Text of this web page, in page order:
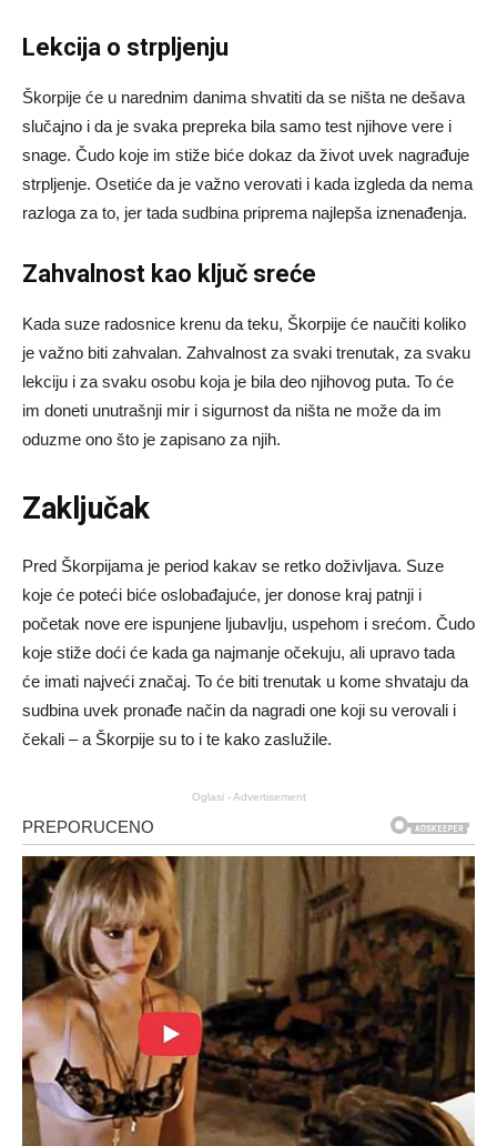
Lekcija o strpljenju
Škorpije će u narednim danima shvatiti da se ništa ne dešava
slučajno i da je svaka prepreka bila samo test njihove vere i
snage. Čudo koje im stiže biće dokaz da život uvek nagrađuje
strpljenje. Osetiće da je važno verovati i kada izgleda da nema
razloga za to, jer tada sudbina priprema najlepša iznenađenja.
Zahvalnost kao ključ sreće
Kada suze radosnice krenu da teku, Škorpije će naučiti koliko
je važno biti zahvalan. Zahvalnost za svaki trenutak, za svaku
lekciju i za svaku osobu koja je bila deo njihovog puta. To će
im doneti unutrašnji mir i sigurnost da ništa ne može da im
oduzme ono što je zapisano za njih.
Zaključak
Pred Škorpijama je period kakav se retko doživljava. Suze
koje će poteći biće oslobađajuće, jer donose kraj patnji i
početak nove ere ispunjene ljubavlju, uspehom i srećom. Čudo
koje stiže doći će kada ga najmanje očekuju, ali upravo tada
će imati najveći značaj. To će biti trenutak u kome shvataju da
sudbina uvek pronađe način da nagradi one koji su verovali i
čekali – a Škorpije su to i te kako zaslužile.
Oglasi - Advertisement